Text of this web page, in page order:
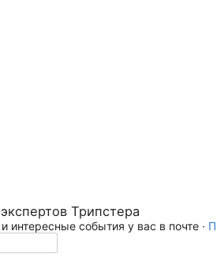
Трипстера
интересные события у вас в почте ·